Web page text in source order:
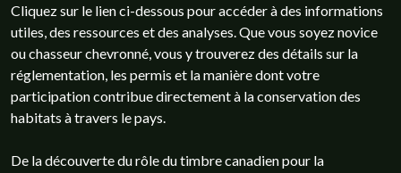
Cliquez sur le lien ci-dessous pour accéder à des informations
utiles, des ressources et des analyses. Que vous soyez novice
ou chasseur chevronné, vous y trouverez des détails sur la
réglementation, les permis et la manière dont votre
participation contribue directement à la conservation des
habitats à travers le pays.
De la découverte du rôle du timbre canadien pour la